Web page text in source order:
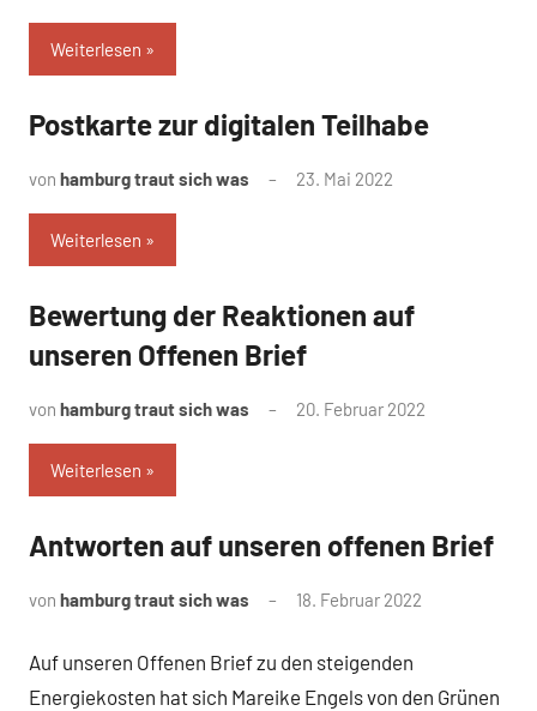
Weiterlesen
Uncategorized
Postkarte zur digitalen Teilhabe
von hamburg traut sich was 23. Mai 2022
Weiterlesen
Uncategorized
Bewertung der Reaktionen auf
unseren Offenen Brief
von hamburg traut sich was 20. Februar 2022
Weiterlesen
Uncategorized
Antworten auf unseren offenen Brief
von hamburg traut sich was 18. Februar 2022
Auf unseren Offenen Brief zu den steigenden
Energiekosten hat sich Mareike Engels von den Grünen